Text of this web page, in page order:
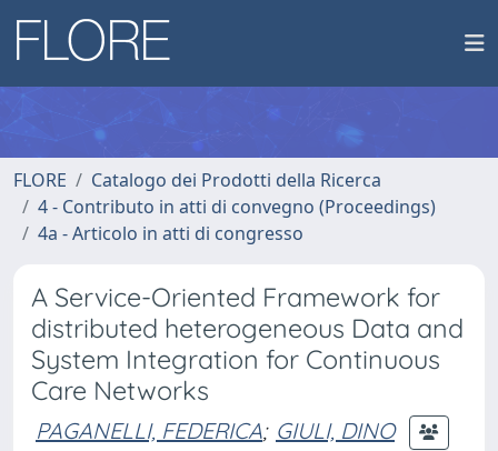
FLORE
Catalogo dei Prodotti della Ricerca
4 - Contributo in atti di convegno (Proceedings)
4a - Articolo in atti di congresso
A Service-Oriented Framework for
distributed heterogeneous Data and
System Integration for Continuous
Care Networks
PAGANELLI, FEDERICA; GIULI, DINO